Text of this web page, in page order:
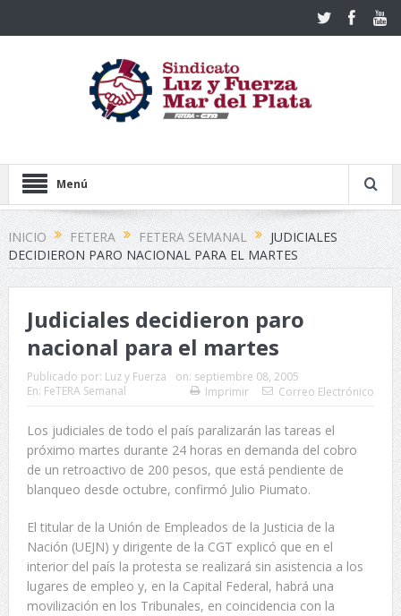
Menú
INICIO FETERA FETERA SEMANAL
JUDICIALES
DECIDIERON PARO NACIONAL PARA EL MARTES
Judiciales decidieron paro
nacional para el martes
Publicado por: Luz y Fuerza on: septiembre 08, 2005
En: FeTERA Semanal Imprimir Correo Electrónico
Los judiciales de todo el país paralizarán las tareas el
próximo martes durante 24 horas en demanda del cobro
de un retroactivo de 200 pesos, que está pendiente de
blanqueo desde octubre, confirmó Julio Piumato.
El titular de la Unión de Empleados de la Justicia de la
Nación (UEJN) y dirigente de la CGT explicó que en el
interior del país la protesta se realizará sin asistencia a los
lugares de empleo y, en la Capital Federal, habrá una
movilización en los Tribunales, en coincidencia con la